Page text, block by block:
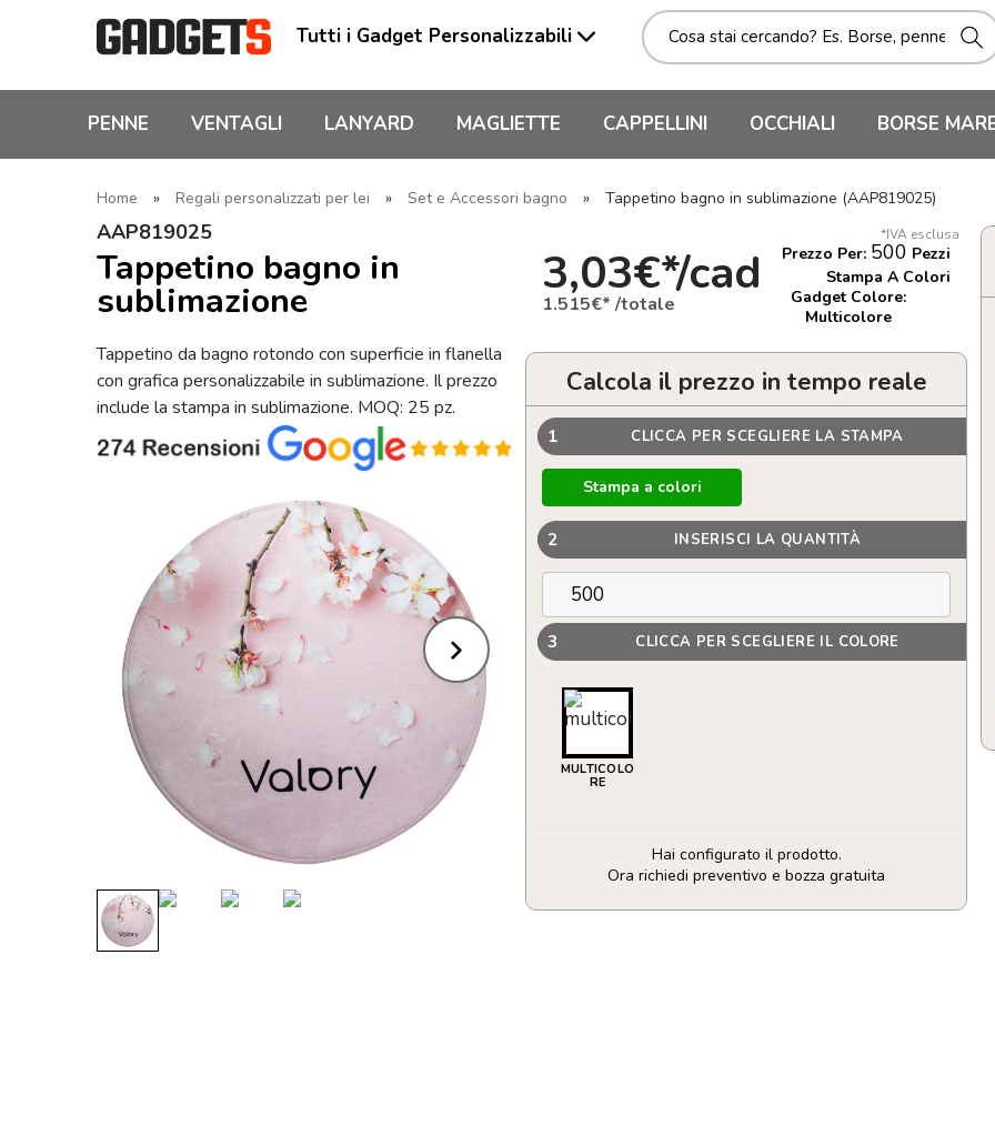
Tutti i Gadget Personalizzabili
PENNE VENTAGLI LANYARD MAGLIETTE CAPPELLINI OCCHIALI BORSE
Home » Regali personalizzati per lei » Set e Accessori bagno » Tappetino bagno in sublimazione (AAP819025)
AAP819025
Tappetino bagno in
sublimazione
Tappetino da bagno rotondo con superficie in flanella
con grafica personalizzabile in sublimazione. Il prezzo
include la stampa in sublimazione. MOQ: 25 pz.
*IVA esclusa
3,03€*/cad
1.515€* /totale
Prezzo Per: 500 Pezzi
Stampa A Colori
Gadget Colore:
Multicolore
Calcola il prezzo in tempo reale
1 CLICCA PER SCEGLIERE LA STAMPA
Stampa a colori
2 INSERISCI LA QUANTITÀ
3 CLICCA PER SCEGLIERE IL COLORE
MULTICOLO
RE
Hai configurato il prodotto.
Ora richiedi preventivo e bozza gratuita
Tappetino